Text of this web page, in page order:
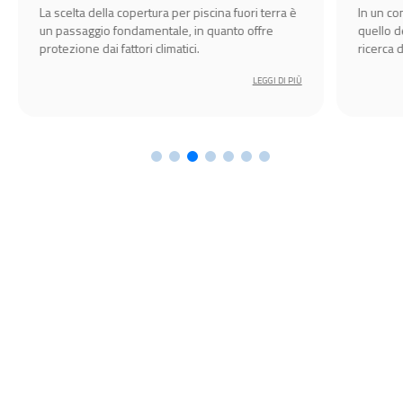
La scelta della copertura per piscina fuori terra è
un passaggio fondamentale, in quanto offre
protezione dai fattori climatici.
LEGGI DI PIÙ
In un
quello
ricerca